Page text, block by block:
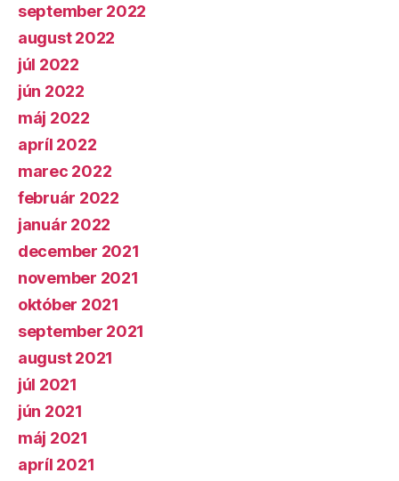
september 2022
august 2022
júl 2022
jún 2022
máj 2022
apríl 2022
marec 2022
február 2022
január 2022
december 2021
november 2021
október 2021
september 2021
august 2021
júl 2021
jún 2021
máj 2021
apríl 2021